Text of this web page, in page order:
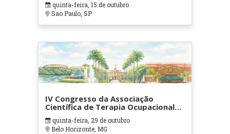
quinta-feira, 15 de outubro
Sao Paulo, SP
IV Congresso da Associação
Científica de Terapia Ocupacional
em Contextos Hospitalares e
Cuidados Paliativos - ATOHOSP
quinta-feira, 29 de outubro
Belo Horizonte, MG